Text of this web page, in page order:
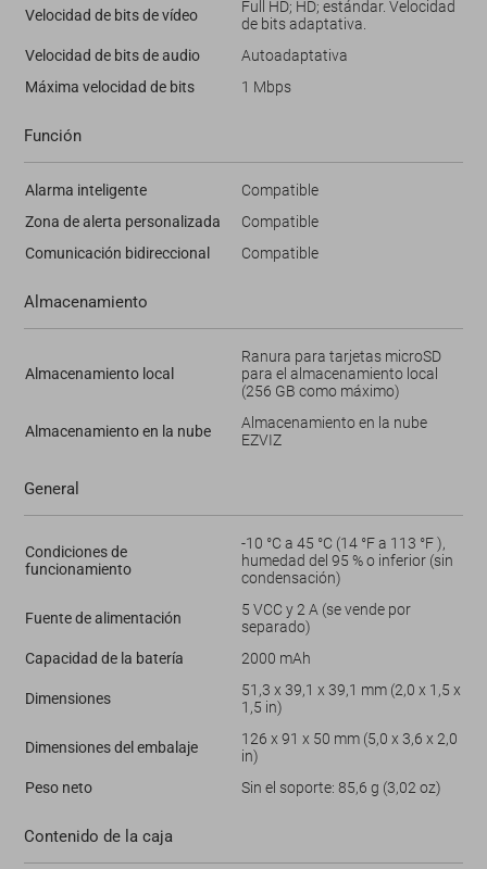
Velocidad de bits de vídeo
Full HD; HD; estándar. Velocidad
de bits adaptativa.
Velocidad de bits de audio
Autoadaptativa
Máxima velocidad de bits
1 Mbps
Función
Alarma inteligente
Compatible
Zona de alerta personalizada
Compatible
Comunicación bidireccional
Compatible
Almacenamiento
Almacenamiento local
Ranura para tarjetas microSD
para el almacenamiento local
(256 GB como máximo)
Almacenamiento en la nube
Almacenamiento en la nube
EZVIZ
General
Condiciones de
funcionamiento
-10 °C a 45 °C (14 °F a 113 °F ),
humedad del 95 % o inferior (sin
condensación)
Fuente de alimentación
5 VCC y 2 A (se vende por
separado)
Capacidad de la batería
2000 mAh
Dimensiones
51,3 x 39,1 x 39,1 mm (2,0 x 1,5 x
1,5 in)
Dimensiones del embalaje
126 x 91 x 50 mm (5,0 x 3,6 x 2,0
in)
Peso neto
Sin el soporte: 85,6 g (3,02 oz)
Contenido de la caja